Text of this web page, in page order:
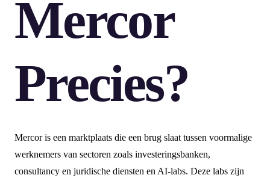
Mercor
Precies?
Mercor is een marktplaats die een brug slaat tussen voormalige
werknemers van sectoren zoals investeringsbanken,
consultancy en juridische diensten en AI-labs. Deze labs zijn